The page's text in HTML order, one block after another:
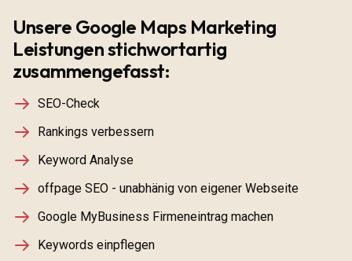
Unsere Google Maps Marketing
Leistungen stichwortartig
zusammengefasst:
SEO-Check
Rankings verbessern
Keyword Analyse
offpage SEO - unabhänig von eigener Webseite
Google MyBusiness Firmeneintrag machen
Keywords einpflegen